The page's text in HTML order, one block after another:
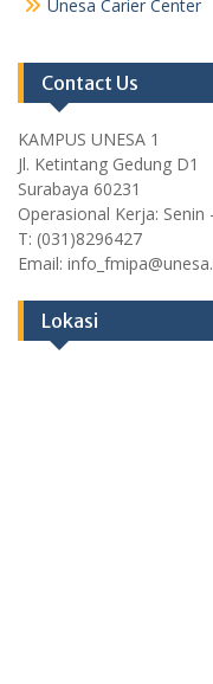
Unesa Carier Center
Contact Us
KAMPUS UNESA 1
Jl. Ketintang Gedung D1
Surabaya 60231
Operasional Kerja: Senin
T: (031)8296427
Email:
Lokasi